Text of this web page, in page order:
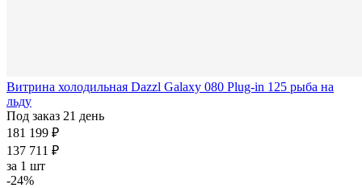
Витрина холодильная Dazzl Galaxy 080 Plug-in 125 рыба на
льду
Под заказ 21 день
181 199 ₽
137 711 ₽
за 1 шт
-24%